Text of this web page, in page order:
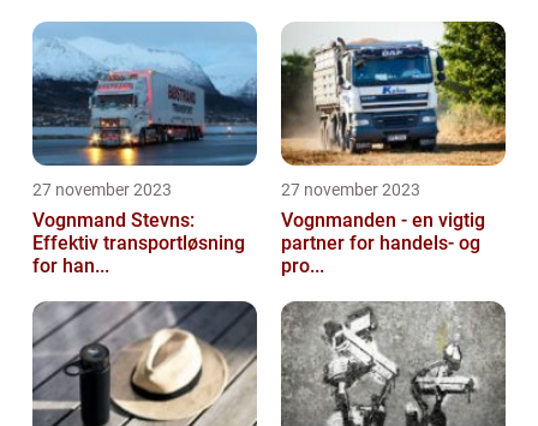
27 november 2023
Vognmand Stevns:
Effektiv transportløsning
for han...
27 november 2023
Vognmanden - en vigtig
partner for handels- og
pro...